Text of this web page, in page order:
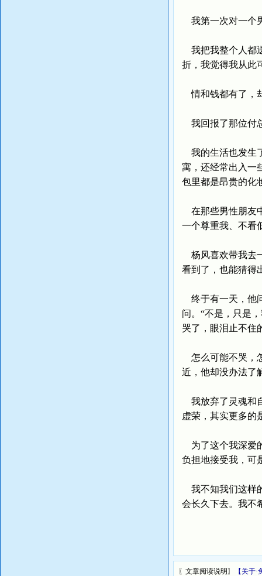
我第一次对一个
我把我整个人都
折，我觉得我从此
情和钱都有了，
我回报了那位付
我的生活也发生
寓，还经常出入一
包里都是昂贵的化
在那些男性朋友
一个尊重我、不看
杨风喜欢带我去
看到了，也能猜得
终于有一天，他
问。“不是，只是
哭了，眼泪止不住
怎么可能不哭，
近，他却没办法了
我放弃了灵魂和
虚荣，其实更多的
为了这个我深爱
负担地接受我，
我不知我们这样
会长久下去。我不
〖文章阅读说明〗
【关于